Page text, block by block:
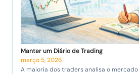
Manter um Diário de Trading
março 5, 2026
A maioria dos traders analisa o